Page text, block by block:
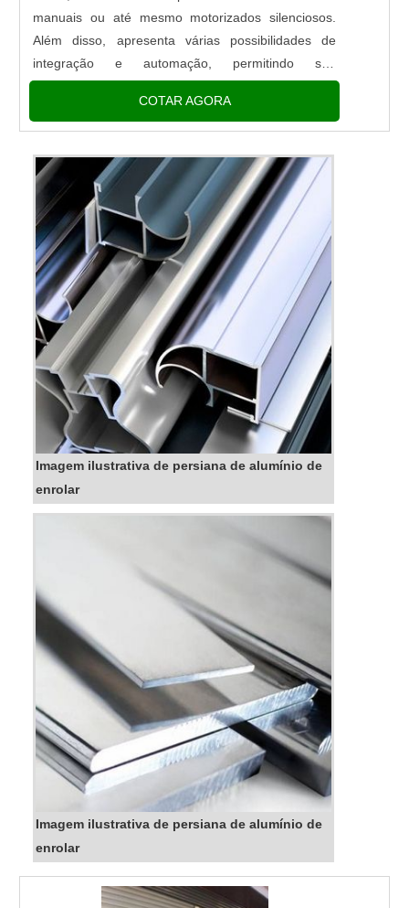
manuais ou até mesmo motorizados silenciosos.
Além disso, apresenta várias possibilidades de
integração e automação, permitindo seu
acionamento através de tablets e
celulares.Realizando o controle térmico e da
luminosidade, e c...
COTAR AGORA
Imagem ilustrativa de persiana de alumínio de
enrolar
Imagem ilustrativa de persiana de alumínio de
enrolar